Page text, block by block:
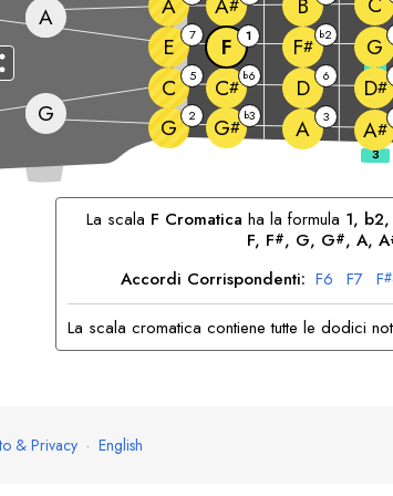
G G 2 G#
b3 A 3 A#
C 5 C#
b6 D 6 D#
E
7 F 1 F#
b2 G
A #
3
La scala F Cromatica ha la formula 1,
F, F#, G, G#, A, A
Accordi Corrispondenti: F6 F7 F#
La scala cromatica contiene tutte le dodici
& Privacy · English